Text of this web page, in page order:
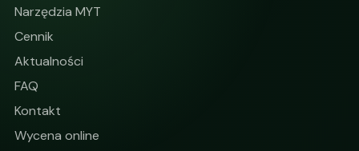
Narzędzia MYT
Cennik
Aktualności
FAQ
Kontakt
Wycena online